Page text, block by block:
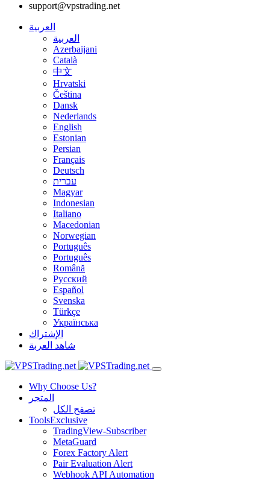
support@vpstrading.net
العربية
العربية
Azerbaijani
Català
中文
Hrvatski
Čeština
Dansk
Nederlands
English
Estonian
Persian
Français
Deutsch
עברית
Magyar
Indonesian
Italiano
Macedonian
Norwegian
Português
Português
Română
Русский
Español
Svenska
Türkçe
Українська
الإشتراك
شاهد العربة
Why Choose Us?
المتجر
تصفح الكل
ToolsExclusive
TradingView-Subscriber
MetaGuard
Forex Factory Alert
Pair Evaluation Alert
Webhook API Automation